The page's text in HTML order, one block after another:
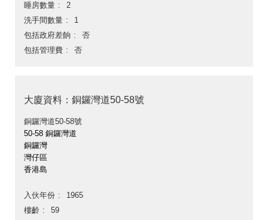
睡房數量
2
洗手間數量
1
包括政府差餉
否
包括管理費
否
大廈資料：銅鑼灣道50-58號
銅鑼灣道50-58號
50-58 銅鑼灣道
銅鑼灣
灣仔區
香港島
入伙年份
1965
樓齡
59